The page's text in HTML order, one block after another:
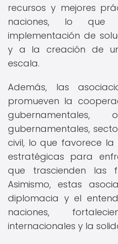
recursos y mejores
naciones, lo
implementación de
y a la creación de
escala.
Además, las
promueven la
gubernamentales,
gubernamentales,
civil, lo que favorece
estratégicas para
que trascienden las
Asimismo, estas
diplomacia y el
naciones,
internacionales y la